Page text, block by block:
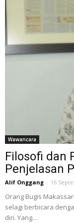
Wawancara
Filosofi dan
Penjelasan
Alif Onggang - 16
Orang Bugis
selagi berbicara
diri. Yang...